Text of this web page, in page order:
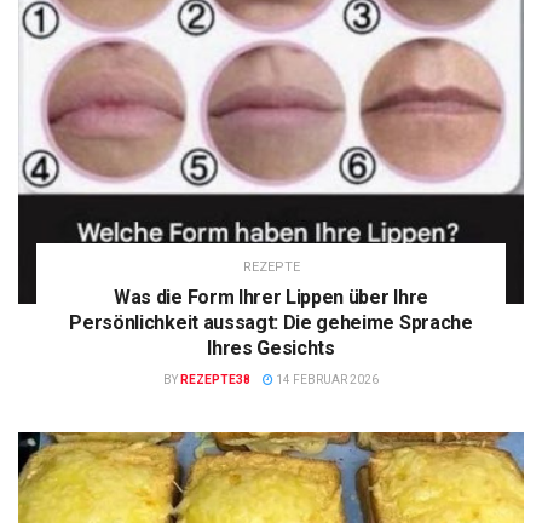
REZEPTE
Was die Form Ihrer Lippen über Ihre
Persönlichkeit aussagt: Die geheime Sprache
Ihres Gesichts
BY REZEPTE38 14 FEBRUAR 2026